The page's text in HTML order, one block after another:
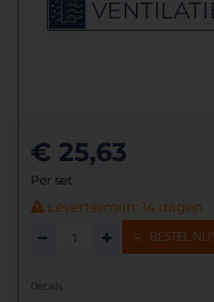
€ 25,63
Per set
Levertermijn: 14 dagen
BESTEL NU!
Details